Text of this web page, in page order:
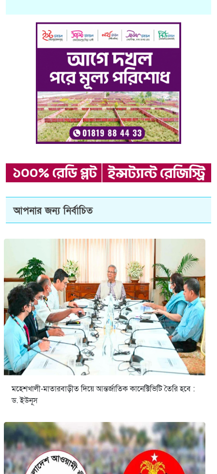
আপনার জন্য নির্বাচিত
মহেশখালী-মাতারবাড়ীত দিয়ে আন্তর্জাতিক কানেক্টিভিটি তৈরি হবে :
ড. ইউনূস